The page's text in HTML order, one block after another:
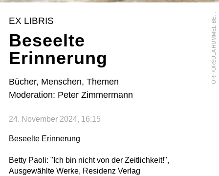
O
R
F
/
U
R
S
U
L
A
H
U
M
M
E
L
-
B
E
R
G
E
R
EX LIBRIS
Beseelte
Erinnerung
Bücher, Menschen, Themen
Moderation: Peter Zimmermann
24. November 2024, 16:15
Beseelte Erinnerung
Betty Paoli: "Ich bin nicht von der Zeitlichkeit!",
Ausgewählte Werke, Residenz Verlag